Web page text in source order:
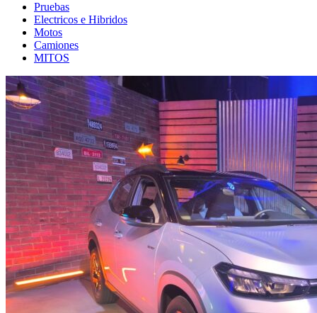
Pruebas
Electricos e Hibridos
Motos
Camiones
MITOS